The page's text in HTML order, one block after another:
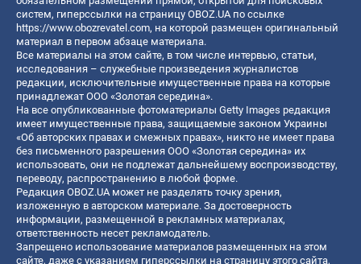
систем, гиперссылки на страницу OBOZ.UA по ссылке
https://www.obozrevatel.com, на которой размещен оригинальный
материал в первом абзаце материала.
Все материалы на этом сайте, в том числе интервью, статьи,
исследования – служебные произведения журналистов
редакции, исключительные имущественные права на которые
принадлежат ООО «Золотая середина».
На все опубликованные фотоматериалы Getty Images редакция
имеет имущественные права, защищаемые законом Украины
«Об авторских правах и смежных правах», никто не имеет права
без письменного разрешения ООО «Золотая середина» их
использовать, они не подлежат дальнейшему воспроизводству,
переводу, распространению в любой форме.
Редакция OBOZ.UA может не разделять точку зрения,
изложенную в авторском материале. За достоверность
информации, размещенной в рекламных материалах,
ответственность несет рекламодатель.
Запрещено использование материалов размещенных на этом
сайте, даже с указанием гиперссылки на страницу этого сайта,